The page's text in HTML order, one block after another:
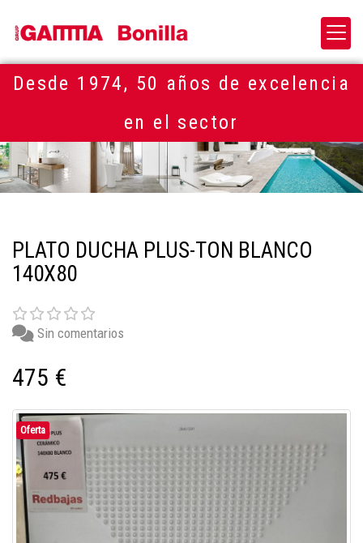
Desde 1974, 50 años de excelencia
en el sector
PLATO DUCHA PLUS-TON BLANCO
140X80
Sin comentarios
475 €
Oferta